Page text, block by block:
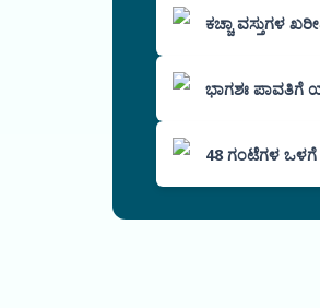
ಕಚ್ಚಾ ವಸ್ತುಗಳ
ಭಾಗಶಃ ಪಾವತಿಗೆ
48 ಗಂಟೆಗಳ